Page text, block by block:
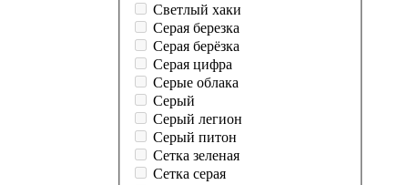
Светлый хаки
Серая березка
Серая берёзка
Серая цифра
Серые облака
Серый
Серый легион
Серый питон
Сетка зеленая
Сетка серая